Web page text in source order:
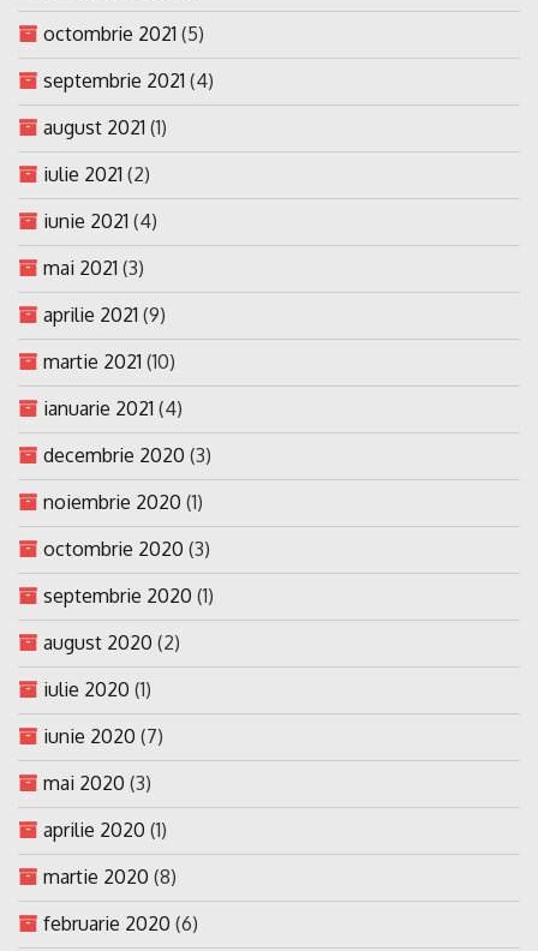
octombrie 2021 (5)
septembrie 2021 (4)
august 2021 (1)
iulie 2021 (2)
iunie 2021 (4)
mai 2021 (3)
aprilie 2021 (9)
martie 2021 (10)
ianuarie 2021 (4)
decembrie 2020 (3)
noiembrie 2020 (1)
octombrie 2020 (3)
septembrie 2020 (1)
august 2020 (2)
iulie 2020 (1)
iunie 2020 (7)
mai 2020 (3)
aprilie 2020 (1)
martie 2020 (8)
februarie 2020 (6)